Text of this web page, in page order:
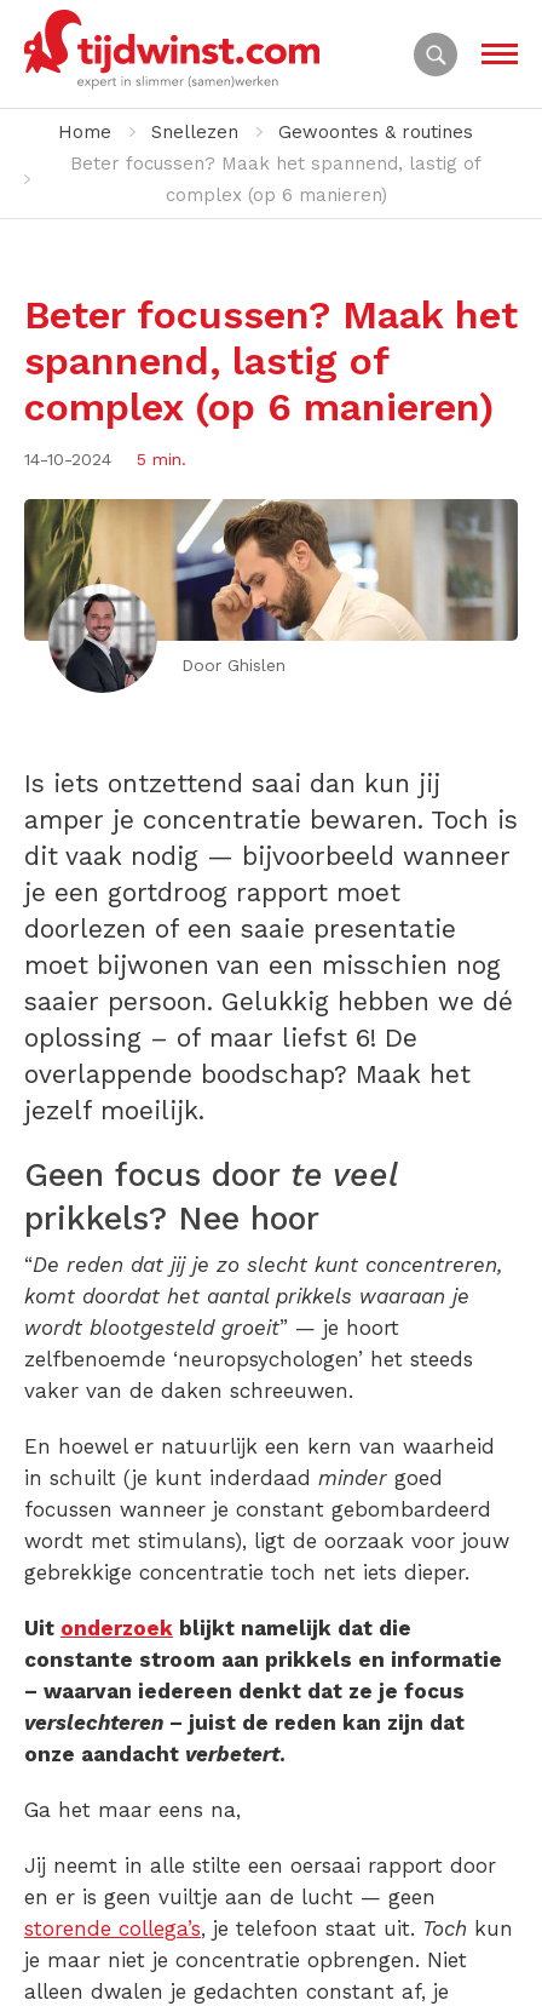
Home Snellezen
Gewoontes & routines
Beter focussen? Maak het spannend, lastig of
complex (op 6 manieren)
Beter focussen? Maak het
spannend, lastig of
complex (op 6 manieren)
14-10-2024 5 min.
Door Ghislen
Is iets ontzettend saai dan kun jij
amper je concentratie bewaren. Toch is
dit vaak nodig — bijvoorbeeld wanneer
je een gortdroog rapport moet
doorlezen of een saaie presentatie
moet bijwonen van een misschien nog
saaier persoon. Gelukkig hebben we dé
oplossing – of maar liefst 6! De
overlappende boodschap? Maak het
jezelf moeilijk.
Geen focus door te veel
prikkels? Nee hoor
“De reden dat jij je zo slecht kunt concentreren,
komt doordat het aantal prikkels waaraan je
wordt blootgesteld groeit” — je hoort
zelfbenoemde ‘neuropsychologen’ het steeds
vaker van de daken schreeuwen.
En hoewel er natuurlijk een kern van waarheid
in schuilt (je kunt inderdaad minder goed
focussen wanneer je constant gebombardeerd
wordt met stimulans), ligt de oorzaak voor jouw
gebrekkige concentratie toch net iets dieper.
Uit onderzoek blijkt namelijk dat die
constante stroom aan prikkels en informatie
– waarvan iedereen denkt dat ze je focus
verslechteren – juist de reden kan zijn dat
onze aandacht verbetert.
Ga het maar eens na,
Jij neemt in alle stilte een oersaai rapport door
en er is geen vuiltje aan de lucht — geen
storende collega’s, je telefoon staat uit. Toch kun
je maar niet je concentratie opbrengen. Niet
alleen dwalen je gedachten constant af, je